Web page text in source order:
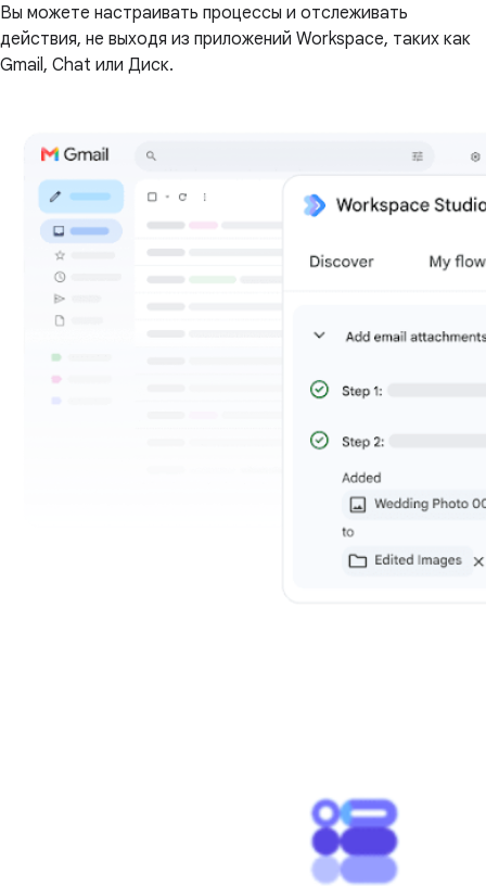
Вы можете настраивать процессы и отслеживать
действия, не выходя из приложений Workspace, таких как
Gmail, Chat или Диск.